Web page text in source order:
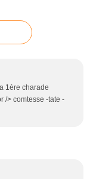
1ère charade
/> comtesse -tate -